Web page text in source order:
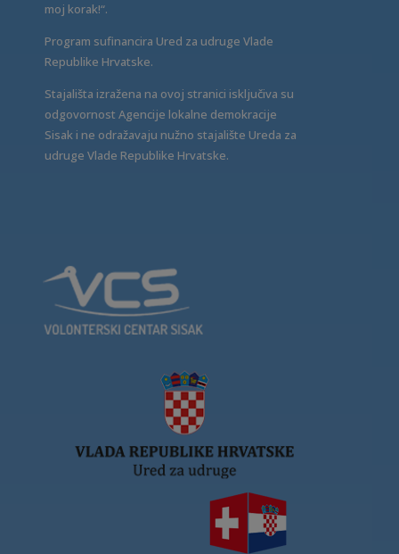
moj korak!“.
Program sufinancira Ured za udruge Vlade
Republike Hrvatske.
Stajališta izražena na ovoj stranici isključiva su
odgovornost Agencije lokalne demokracije
Sisak i ne odražavaju nužno stajalište Ureda za
udruge Vlade Republike Hrvatske.